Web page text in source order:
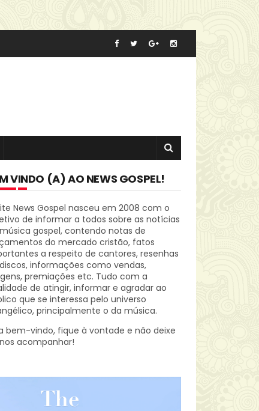
VINDO (A) AO NEWS GOSPEL!
News Gospel nasceu em 2008 com o
de informar a todos sobre as notícias
gospel, contendo notas de
do mercado cristão, fatos
a respeito de cantores, resenhas
informações como vendas,
premiações etc. Tudo com a
de atingir, informar e agradar ao
que se interessa pelo universo
principalmente o da música.
bem-vindo, fique à vontade e não deixe
acompanhar!